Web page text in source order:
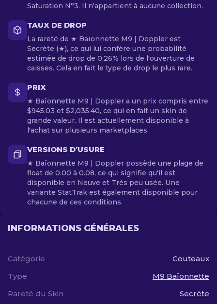
Saturation N°3. Il n'appartient à aucune collection.
TAUX DE DROP
La rareté de ★ Baïonnette M9 | Doppler est
Secrète (★), ce qui lui confère une probabilité
estimée de drop de 0,26% lors de l'ouverture de
caisses. Cela en fait le type de drop le plus rare.
PRIX
★ Baïonnette M9 | Doppler a un prix compris entre
$945.03 et $2,035.40, ce qui en fait un skin de
grande valeur. Il est actuellement disponible à
l'achat sur plusieurs marketplaces.
VERSIONS D’USURE
★ Baïonnette M9 | Doppler possède une plage de
float de 0.00 à 0.08, ce qui signifie qu'il est
disponible en Neuve et Très peu usée. Une
variante StatTrak est également disponible pour
chacune de ces conditions.
INFORMATIONS GÉNÉRALES
Catégorie
Couteaux
Type
M9 Baïonnette
Rareté du Skin
Secrète